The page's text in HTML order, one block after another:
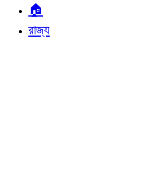
🏠︎
রাজ্য